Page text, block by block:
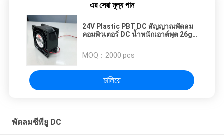
এর সেরা মূল্য পান
24V Plastic PBT DC สัญญาณพัดลม
คอมพิวเตอร์ DC น้ำหนักเอาต์พุต 26g /
MOQ： 2000 pcs
চালিয়ে
พัดลมซีพียู DC